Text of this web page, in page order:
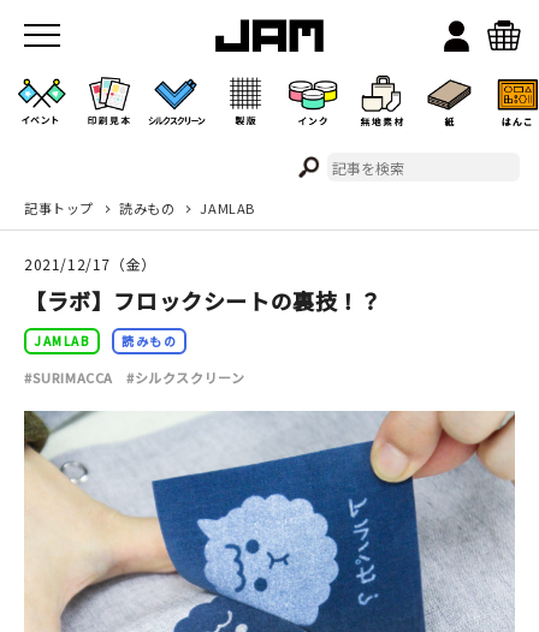
JAMのこと
お店/ワークスペース
イベント
印刷見本
シルクスクリーン
記事トップ 読みもの JAMLAB
2021/12/17（金）
【ラボ】フロックシートの裏技！？
JAMLAB 読みもの
#SURIMACCA #シルクスクリーン